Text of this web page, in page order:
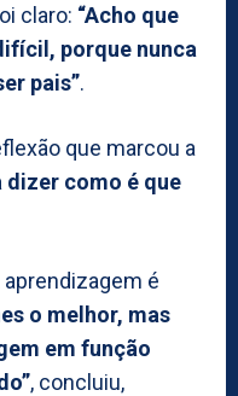
claro: “Acho que
porque nunca
pais”.
que marcou a
dizer como é que
aprendizagem é
o melhor, mas
em função
, concluiu,